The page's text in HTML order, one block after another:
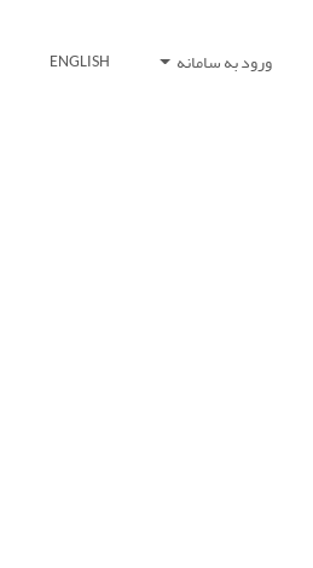
ورود به سامانه ENGLISH